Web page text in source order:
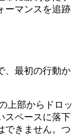
ーマンスを追跡
、最初の行動か
上部からドロッ
スペースに落下
できません。つ